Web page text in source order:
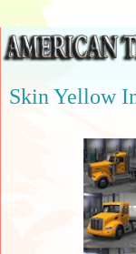
Skin Yellow